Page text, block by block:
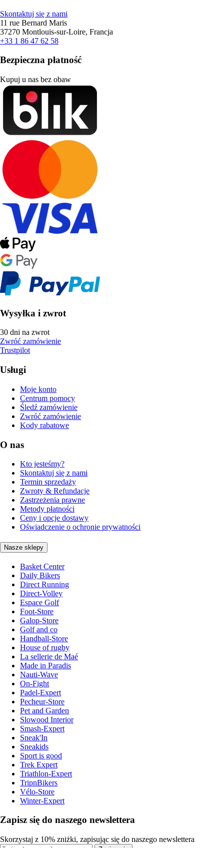
Skontaktuj się z nami
11 rue Bernard Maris
37270 Montlouis-sur-Loire, Francja
+33 1 86 47 62 58
Bezpieczna płatność
Kupuj u nas bez obaw
Wysyłka i zwrot
30 dni na zwrot
Zwróć zamówienie
Trustpilot
Usługi
Moje konto
Centrum pomocy
Śledź zamówienie
Zwróć zamówienie
Kody rabatowe
O nas
Kto jesteśmy?
Skontaktuj się z nami
Termin sprzedaży
Zwroty & Refundacje
Zastrzeżenia prawne
Metody płatności
Ceny i opcje dostawy
Oświadczenie o ochronie prywatności
Nasze sklepy
Basket Center
Daily Bikers
Direct Running
Direct-Volley
Espace Golf
Foot-Store
Galop-Store
Golf and co
Handball-Store
House of rugby
La sellerie de Maé
Made in Paradis
Nauti-Wave
On-Fight
Padel-Expert
Pecheur-Store
Pet and Garden
Slowood Interior
Smash-Expert
Sneak'In
Sneakids
Sport is good
Trek Expert
Triathlon-Expert
TripnBikers
Vélo-Store
Winter-Expert
Zapisz się do naszego newslettera
Skorzystaj z 10% zniżki, zapisując się do naszego newslettera